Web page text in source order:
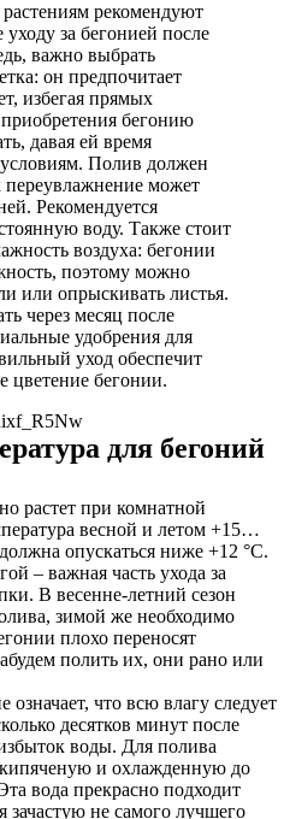
рекомендуют
за бегонией после
важно выбрать
он предпочитает
избегая прямых
бегонию
давая ей время
Полив должен
может
Рекомендуется
воду. Также стоит
воздуха: бегонии
поэтому можно
или опрыскивать листья.
через месяц после
удобрения для
уход обеспечит
цветение бегонии.
для бегоний
растет при комнатной
весной и летом +15…
опускаться ниже +12 °C.
– важная часть ухода за
В весенне-летний сезон
зимой же необходимо
плохо переносят
полить их, они рано или
что всю влагу следует
десятков минут после
воды. Для полива
и охлажденную до
вода прекрасно подходит
зачастую не самого лучшего